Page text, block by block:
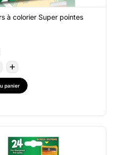
à colorier Super pointes
panier